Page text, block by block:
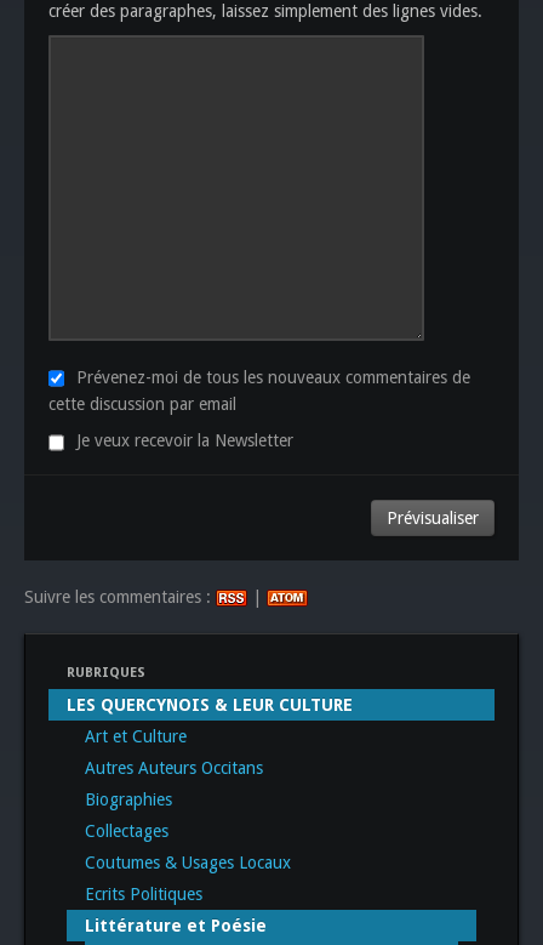
créer des paragraphes, laissez simplement des lignes vides.
Prévenez-moi de tous les nouveaux commentaires de
cette discussion par email
Je veux recevoir la Newsletter
Suivre les commentaires : |
RUBRIQUES
LES QUERCYNOIS & LEUR CULTURE
Art et Culture
Autres Auteurs Occitans
Biographies
Collectages
Coutumes & Usages Locaux
Ecrits Politiques
Littérature et Poésie